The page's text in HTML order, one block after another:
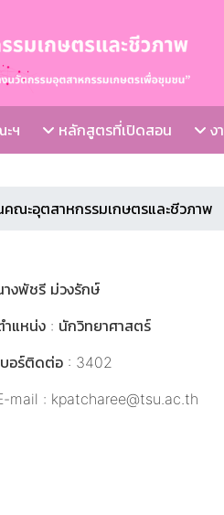
ฯ หลักสูตรที่เปิดสอน ง
คณะอุตสาหกรรมเกษตรและชีวภาพ
างพัชรี ม่วงรักษ์
ำแหน่ง : นักวิทยาศาสตร์
บอร์ติดต่อ : 3402
mail : kpatcharee@tsu.ac.th